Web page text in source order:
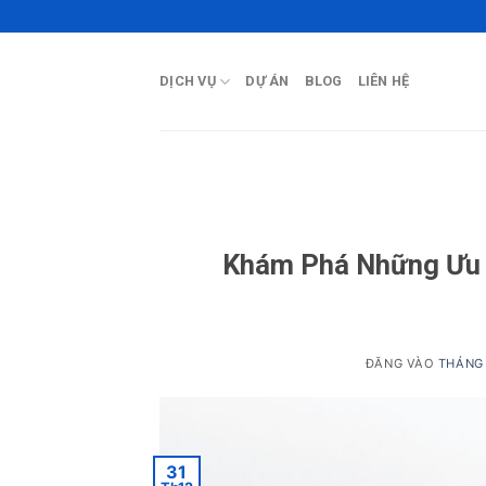
qua
DỊCH VỤ DỰ ÁN BLOG LIÊN HỆ
Khám Phá Những
ĐĂNG VÀO
31